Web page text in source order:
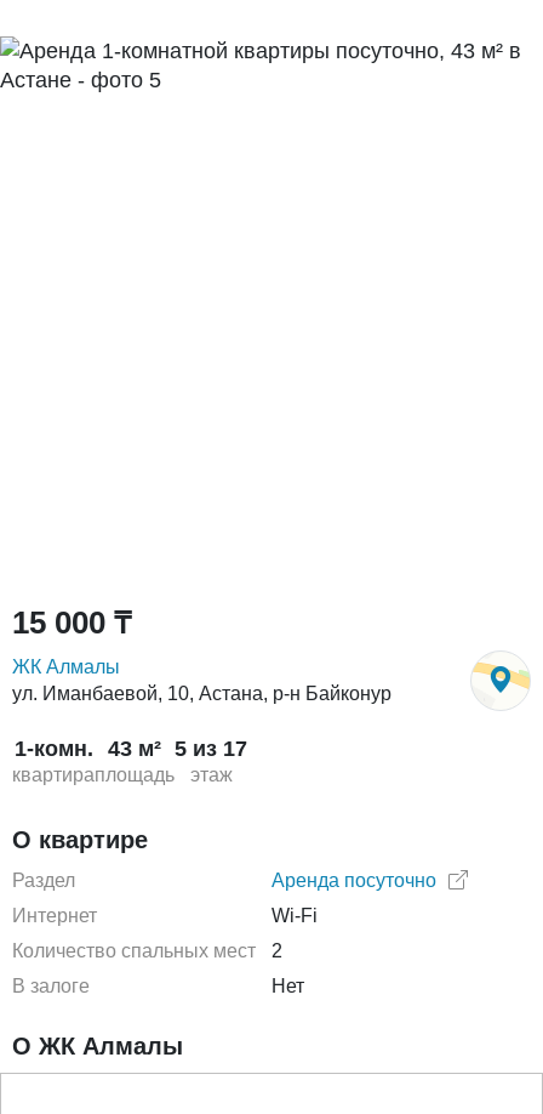
15 000 ₸
ЖК Алмалы
ул. Иманбаевой, 10, Астана, р-н Байконур
1-комн.
квартира
43 м²
площадь
5 из 17
этаж
О квартире
Раздел
Аренда посуточно
Интернет
Wi-Fi
Количество спальных мест
2
В залоге
Нет
О ЖК Алмалы